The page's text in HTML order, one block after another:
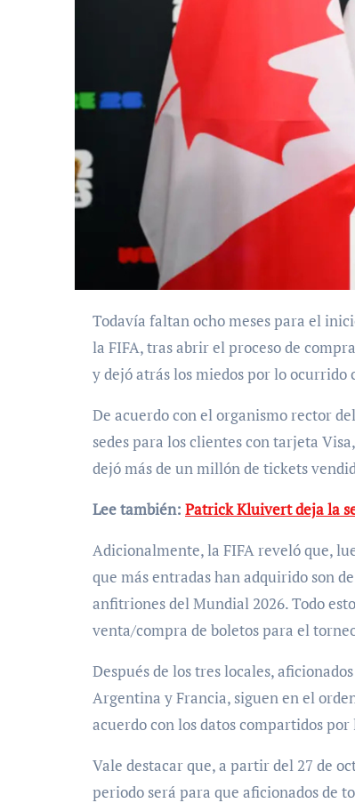
Todavía faltan ocho meses para el inicio del Mundial 2026, pero, con 28 selecciones ya clasificadas,
la FIFA, tras abrir el proceso de
y dejó atrás los miedos por lo ocurrido
De acuerdo con el organismo rector
sedes para los clientes con tarjeta
dejó más de un millón de tickets
Lee también: Patrick Kluivert deja la
Adicionalmente, la FIFA reveló que,
que más entradas han adquirido son
anfitriones del Mundial 2026. Todo
venta/compra de boletos para el
Después de los tres locales,
Argentina y Francia, siguen en el
acuerdo con los datos compartidos
Vale destacar que, a partir del 27 de
periodo será para que aficionados de